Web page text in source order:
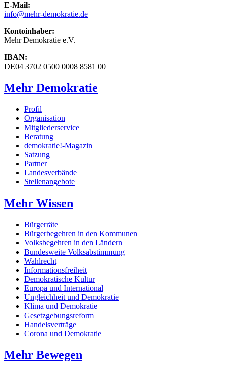
E-Mail:
info@mehr-demokratie.de
Kontoinhaber:
Mehr Demokratie e.V.
IBAN:
DE04 3702 0500 0008 8581 00
Mehr Demokratie
Profil
Organisation
Mitgliederservice
Beratung
demokratie!-Magazin
Satzung
Partner
Landesverbände
Stellenangebote
Mehr Wissen
Bürgerräte
Bürgerbegehren in den Kommunen
Volksbegehren in den Ländern
Bundesweite Volksabstimmung
Wahlrecht
Informationsfreiheit
Demokratische Kultur
Europa und International
Ungleichheit und Demokratie
Klima und Demokratie
Gesetzgebungsreform
Handelsverträge
Corona und Demokratie
Mehr Bewegen